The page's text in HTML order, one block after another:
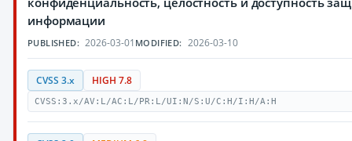
информации
PUBLISHED: 2026-03-01 MODIFIED: 2026-03-10
CVSS 3.x HIGH 7.8
CVSS:3.x/AV:L/AC:L/PR:L/UI:N/S:U/C:H/I:H/A:H